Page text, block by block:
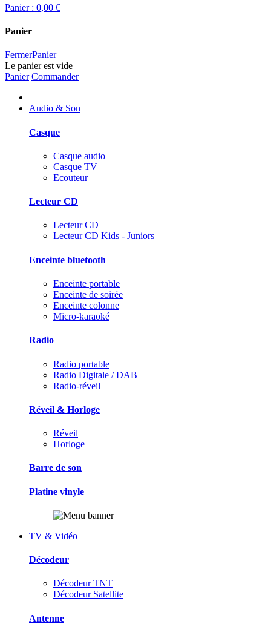
Panier : 0,00 €
Panier
FermerPanier
Le panier est vide
Panier Commander
Audio & Son
Casque
Casque audio
Casque TV
Ecouteur
Lecteur CD
Lecteur CD
Lecteur CD Kids - Juniors
Enceinte bluetooth
Enceinte portable
Enceinte de soirée
Enceinte colonne
Micro-karaoké
Radio
Radio portable
Radio Digitale / DAB+
Radio-réveil
Réveil & Horloge
Réveil
Horloge
Barre de son
Platine vinyle
TV & Vidéo
Décodeur
Décodeur TNT
Décodeur Satellite
Antenne